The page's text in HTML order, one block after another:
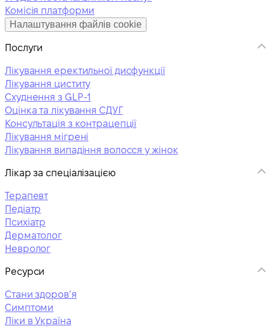
Комісія платформи
Налаштування файлів cookie
Послуги
Лікування еректильної дисфункції
Лікування циститу
Схуднення з GLP-1
Оцінка та лікування СДУГ
Консультація з контрацепції
Лікування мігрені
Лікування випадіння волосся у жінок
Лікар за спеціалізацією
Терапевт
Педіатр
Психіатр
Дерматолог
Невролог
Ресурси
Стани здоровʼя
Симптоми
Ліки в Україна